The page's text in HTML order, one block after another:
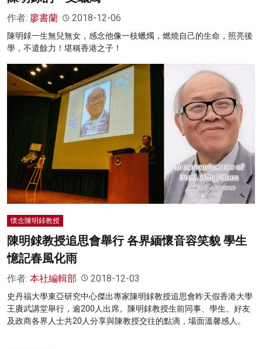
作者: 廖書蘭 2018-12-06
陳明銶一生無兒無女，感念他像一枝蠟燭，燃燒自己的生命，照亮後
學，不遣餘力！堪稱香港之子！
懷念陳明銶教授
陳明銶教授追思會舉行 各界緬懷音容笑貌 學生
憶記春風化雨
作者: 本社編輯部 2018-12-03
史丹福大學東亞研究中心傑出專家陳明銶教授追思會昨天假香港大學
王賡武講堂舉行，逾200人出席。陳明銶教授生前同事、學生、好友
及政商各界人士共20人分享與陳教授交往的點滴，場面溫馨感人。